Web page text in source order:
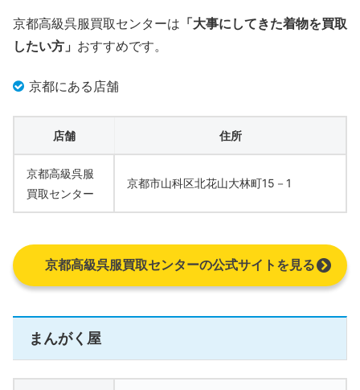
京都高級呉服買取センターは 「大事にしてきた着物を買取
したい方」 おすすめです。
京都にある店舗
店舗 住所
京都高級呉服
買取センター
京都市山科区北花山大林町15－1
京都高級呉服買取センターの公式サイトを見る
まんがく屋